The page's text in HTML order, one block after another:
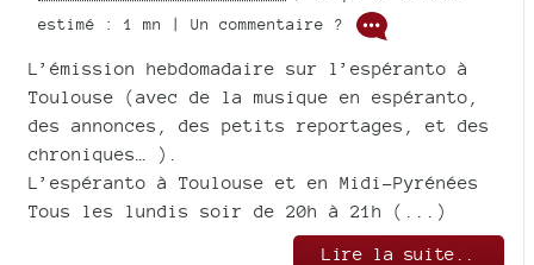
estimé : 1 mn | Un commentaire ?
L’émission hebdomadaire sur l’espéranto à
Toulouse (avec de la musique en espéranto,
des annonces, des petits reportages, et des
chroniques… ).
L’espéranto à Toulouse et en Midi-Pyrénées
Tous les lundis soir de 20h à 21h (...)
Lire la suite..